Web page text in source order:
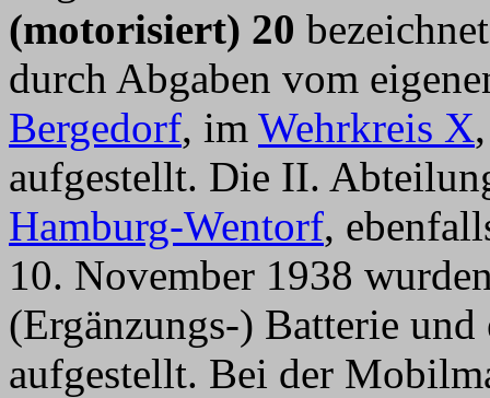
(motorisiert) 20
durch Abgaben vom
Bergedorf, im Wehrkreis X
aufgestellt. Die II.
Hamburg-Wentorf,
10. November 1938
(Ergänzungs-) Batterie
aufgestellt. Bei der